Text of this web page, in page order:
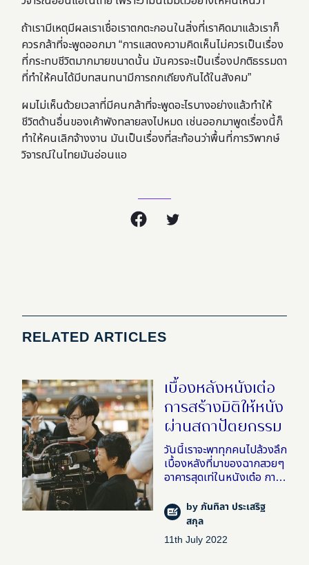
ถ้าเรามีเหตุมีผลเราเชื่อเราตกตะกอนในสิ่งที่เราคิดมาแล้วเราก็
ควรกล้าที่จะพูดออกมา “การแสดงความคิดเห็นไม่ควรเป็นเรื่อง
ที่กระทบชีวิตมากมายขนาดนั้น มันควรจะเป็นเรื่องปกติธรรมดา
ที่ทำให้คนได้มีบทสนทนามีการถกเถียงกันได้ในสังคม”
ผมไม่เห็นด้วยเวลาที่มีคนกล้าที่จะพูดอะไรบางอย่างแล้วทำให้
ชีวิตด้านอื่นของเค้าพังทลายลงไปหมด เช่นออกมาพูดเรื่องนี้ก็
ทำให้คนเลิกจ้างงาน มันเป็นเรื่องที่สะท้อนว่าพื้นที่การวิพากษ์
วิจารณ์ในไทยมันอ่อนแอ
RELATED ARTICLES
เบื้องหลังหนังเต๋อ
การสร้างมิติให้หนัง
ผ่านสถาปัตยกรรม
วันนี้เราจะพาทุกคนไปล้วงลึก
เบื้องหลังที่มาของฉากสวยๆ
อาคารสุดเท่ในหนังเต๋อ การ
สถาปัตยกรรมในโลกแห่ง
ความจริงของเต๋อ นวพล ผู้
กำกับที่ “รักภาพยนตร์ใน
byภันทิลา ประเสริฐ
สกุล
11th July 2022